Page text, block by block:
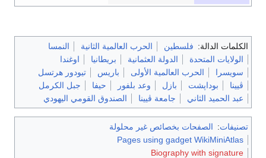
الكلمات الدالة: فلسطين الحرب العالمية الثانية
النمسا
الولايات المتحدة
الدولة العثمانية بريطانيا
اوغندا
سويسرا
الحرب العالمية الأولى باريس
تيودور هرتسل
ڤيينا
بوداپشت بازل وعد بلفور حيفا
جبل الكرمل
عبد الحميد الثاني
جامعة ڤيينا الصندوق القومي اليهودي
تصنيفات: الصفحات بخصائص غير محلولة
Pages using gadget WikiMiniAtlas
Biography with signature